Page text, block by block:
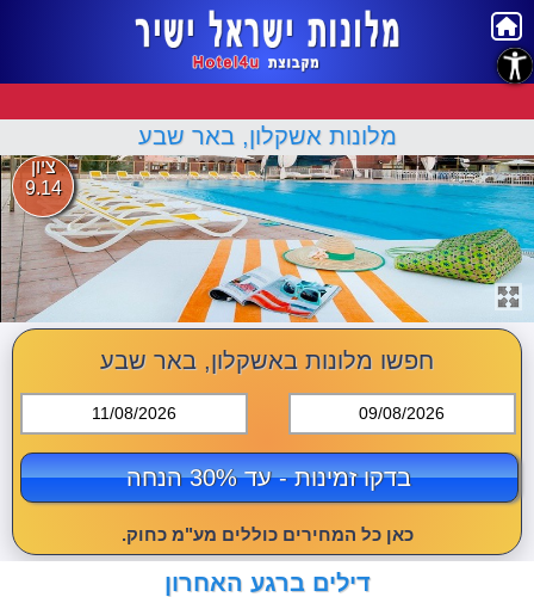
מלונות אשקלון, באר שבע
ציון
9.14
חפשו מלונות באשקלון, באר שבע
11/08/2026 09/08/2026
בדקו זמינות - עד 30% הנחה
כאן כל המחירים כוללים מע"מ כחוק.
דילים ברגע האחרון
נגישות